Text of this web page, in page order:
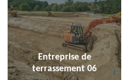
Entreprise de
terrassement 06